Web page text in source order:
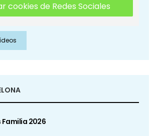
cookies de Redes Sociales
Familia 2026